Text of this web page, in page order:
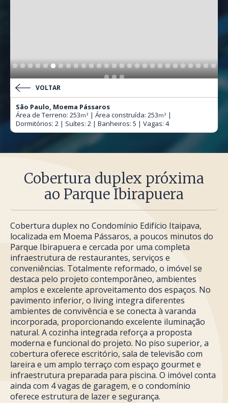
VOLTAR
São Paulo, Moema Pássaros
Área de Terreno: 253m² | Área construída: 253m² |
Dormitórios: 2 | Suítes: 2 | Banheiros: 5 | Vagas: 4
Cobertura duplex próxima
ao Parque Ibirapuera
Cobertura duplex no Condomínio Edifício Itaipava,
localizada em Moema Pássaros, a poucos minutos do
Parque Ibirapuera e cercada por uma completa
infraestrutura de restaurantes, serviços e
conveniências. Totalmente reformado, o imóvel se
destaca pelo projeto contemporâneo, ambientes
amplos e excelente aproveitamento dos espaços. No
pavimento inferior, o living integra diferentes
ambientes de convivência e se conecta à varanda
incorporada, proporcionando excelente iluminação
natural. A cozinha integrada reforça a proposta
moderna e funcional do projeto. No piso superior, a
cobertura oferece escritório, sala de televisão com
lareira e um amplo terraço com espaço gourmet e
infraestrutura preparada para piscina. O imóvel conta
ainda com 4 vagas de garagem, e o condomínio
oferece estrutura de lazer e segurança.